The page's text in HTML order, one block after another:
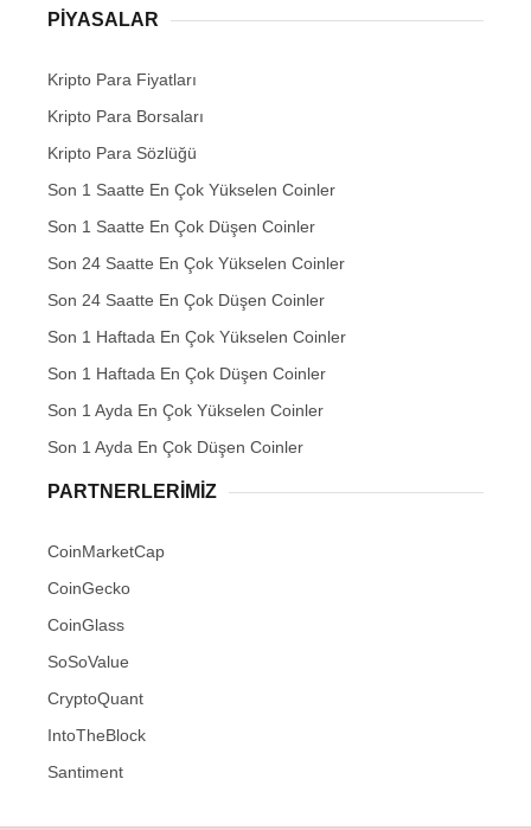
PIYASALAR
Kripto Para Fiyatları
Kripto Para Borsaları
Kripto Para Sözlüğü
Son 1 Saatte En Çok Yükselen Coinler
Son 1 Saatte En Çok Düşen Coinler
Son 24 Saatte En Çok Yükselen Coinler
Son 24 Saatte En Çok Düşen Coinler
Son 1 Haftada En Çok Yükselen Coinler
Son 1 Haftada En Çok Düşen Coinler
Son 1 Ayda En Çok Yükselen Coinler
Son 1 Ayda En Çok Düşen Coinler
PARTNERLERIMIZ
CoinMarketCap
CoinGecko
CoinGlass
SoSoValue
CryptoQuant
IntoTheBlock
Santiment